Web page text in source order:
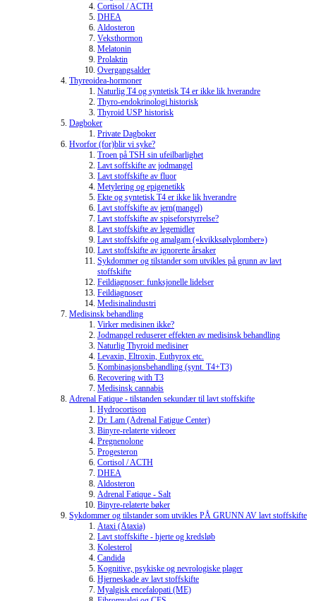
Cortisol / ACTH
DHEA
Aldosteron
Veksthormon
Melatonin
Prolaktin
Overgangsalder
Thyreoidea-hormoner
Naturlig T4 og syntetisk T4 er ikke lik hverandre
Thyro-endokrinologi historisk
Thyroid USP historisk
Dagboker
Private Dagboker
Hvorfor (for)blir vi syke?
Troen på TSH sin ufeilbarlighet
Lavt soffskifte av jodmangel
Lavt stoffskifte av fluor
Metylering og epigenetikk
Ekte og syntetisk T4 er ikke lik hverandre
Lavt stoffskifte av jern(mangel)
Lavt stoffskifte av spiseforstyrrelse?
Lavt stoffskifte av legemidler
Lavt stoffskifte og amalgam («kvikksølvplomber»)
Lavt stoffskifte av ignorerte årsaker
Sykdommer og tilstander som utvikles på grunn av lavt
stoffskifte
Feildiagnoser: funksjonelle lidelser
Feildiagnoser
Medisinalindustri
Medisinsk behandling
Virker medisinen ikke?
Jodmangel reduserer effekten av medisinsk behandling
Naturlig Thyroid medisiner
Levaxin, Eltroxin, Euthyrox etc.
Kombinasjonsbehandling (synt. T4+T3)
Recovering with T3
Medisinsk cannabis
Adrenal Fatique - tilstanden sekundær til lavt stoffskifte
Hydrocortison
Dr. Lam (Adrenal Fatigue Center)
Binyre-relaterte videoer
Pregnenolone
Progesteron
Cortisol / ACTH
DHEA
Aldosteron
Adrenal Fatique - Salt
Binyre-relaterte bøker
Sykdommer og tilstander som utvikles PÅ GRUNN AV lavt stoffskifte
Ataxi (Ataxia)
Lavt stoffskifte - hjerte og kredsløb
Kolesterol
Candida
Kognitive, psykiske og nevrologiske plager
Hjerneskade av lavt stoffskifte
Myalgisk encefalopati (ME)